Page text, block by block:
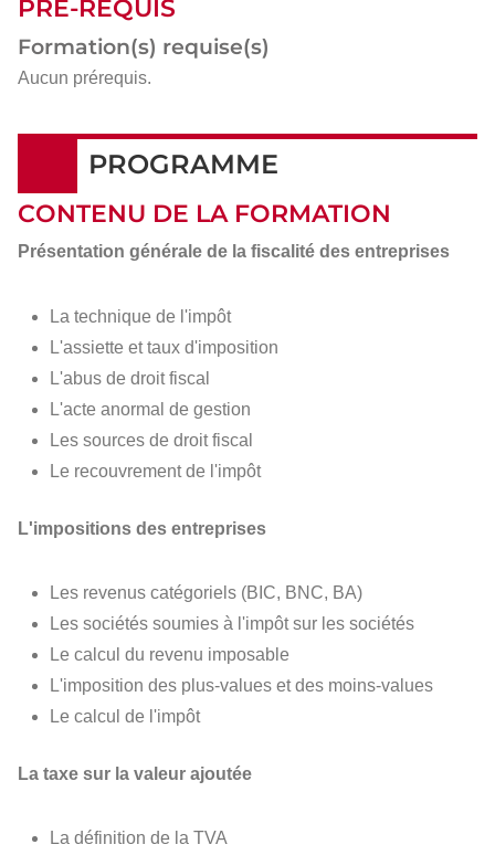
PRÉ-REQUIS
Formation(s) requise(s)
Aucun prérequis.
PROGRAMME
CONTENU DE LA FORMATION
Présentation générale de la fiscalité des entreprises
La technique de l'impôt
L'assiette et taux d'imposition
L'abus de droit fiscal
L'acte anormal de gestion
Les sources de droit fiscal
Le recouvrement de l'impôt
L'impositions des entreprises
Les revenus catégoriels (BIC, BNC, BA)
Les sociétés soumies à l'impôt sur les sociétés
Le calcul du revenu imposable
L'imposition des plus-values et des moins-values
Le calcul de l'impôt
La taxe sur la valeur ajoutée
La définition de la TVA